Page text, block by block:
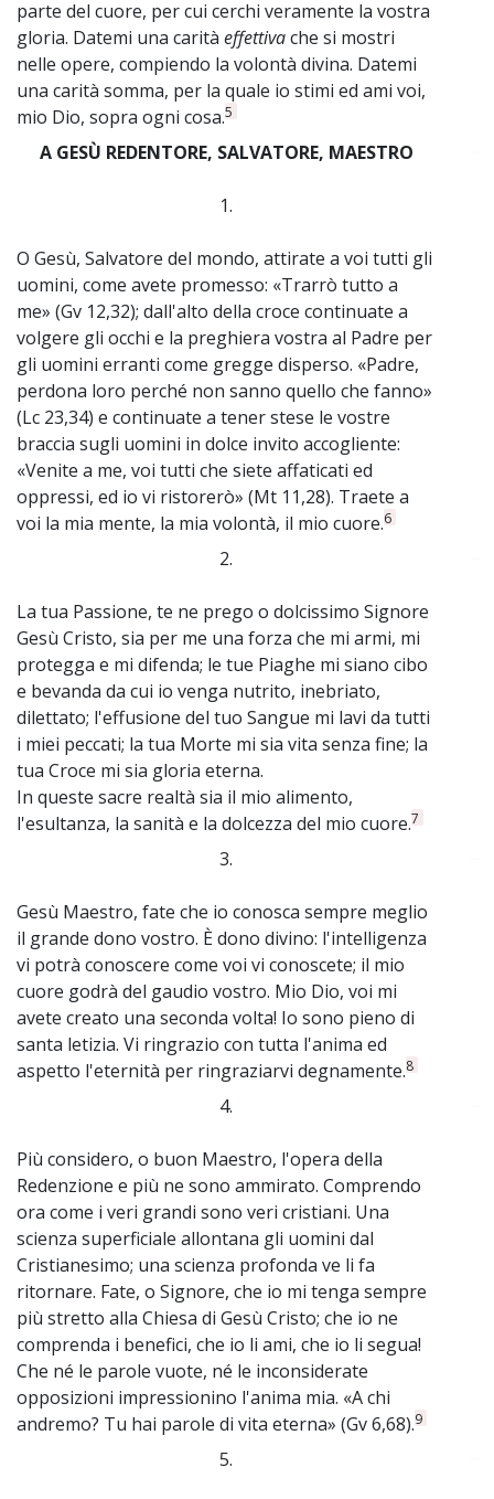
parte del cuore, per cui cerchi veramente la vostra
gloria. Datemi una carità effettivache si mostri
nelle opere, compiendo la volontà divina. Datemi
una carità somma, per la quale io stimi ed ami voi,
mio Dio, sopra ogni cosa.5
A GESÙ REDENTORE, SALVATORE, MAESTRO
1.
O Gesù, Salvatore del mondo, attirate a voi tutti gli
uomini, come avete promesso: «Trarrò tutto a
me» (Gv 12,32); dall'alto della croce continuate a
volgere gli occhi e la preghiera vostra al Padre per
gli uomini erranti come gregge disperso. «Padre,
perdona loro perché non sanno quello che fanno»
(Lc 23,34) e continuate a tener stese le vostre
braccia sugli uomini in dolce invito accogliente:
«Venite a me, voi tutti che siete affaticati ed
oppressi, ed io vi ristorerò» (Mt 11,28). Traete a
voi la mia mente, la mia volontà, il mio cuore.6
2.
La tua Passione, te ne prego o dolcissimo Signore
Gesù Cristo, sia per me una forza che mi armi, mi
protegga e mi difenda; le tue Piaghe mi siano cibo
e bevanda da cui io venga nutrito, inebriato,
dilettato; l'effusione del tuo Sangue mi lavi da tutti
i miei peccati; la tua Morte mi sia vita senza fine; la
tua Croce mi sia gloria eterna.
In queste sacre realtà sia il mio alimento,
l'esultanza, la sanità e la dolcezza del mio cuore.7
3.
Gesù Maestro, fate che io conosca sempre meglio
il grande dono vostro. È dono divino: l'intelligenza
vi potrà conoscere come voi vi conoscete; il mio
cuore godrà del gaudio vostro. Mio Dio, voi mi
avete creato una seconda volta! Io sono pieno di
santa letizia. Vi ringrazio con tutta l'anima ed
aspetto l'eternità per ringraziarvi degnamente.8
4.
Più considero, o buon Maestro, l'opera della
Redenzione e più ne sono ammirato. Comprendo
ora come i veri grandi sono veri cristiani. Una
scienza superficiale allontana gli uomini dal
Cristianesimo; una scienza profonda ve li fa
ritornare. Fate, o Signore, che io mi tenga sempre
più stretto alla Chiesa di Gesù Cristo; che io ne
comprenda i benefici, che io li ami, che io li segua!
Che né le parole vuote, né le inconsiderate
opposizioni impressionino l'anima mia. «A chi
andremo? Tu hai parole di vita eterna» (Gv 6,68).9
5.